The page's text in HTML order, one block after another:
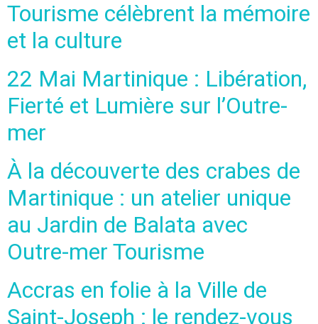
Tourisme célèbrent la mémoire
et la culture
22 Mai Martinique : Libération,
Fierté et Lumière sur l’Outre-
mer
À la découverte des crabes de
Martinique : un atelier unique
au Jardin de Balata avec
Outre-mer Tourisme
Accras en folie à la Ville de
Saint-Joseph : le rendez-vous